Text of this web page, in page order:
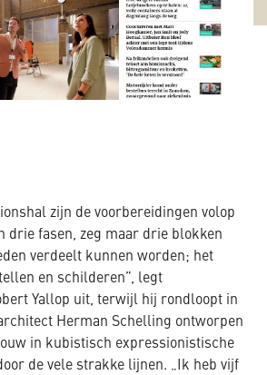
zijn de voorbereidingen volop
drie fasen, zeg maar drie blokken
verdeelt kunnen worden; het
en schilderen”, legt
Yallop uit, terwijl hij rondloopt in
Herman Schelling ontworpen
in kubistisch expressionistische
de vele strakke lijnen. „Ik heb vijf